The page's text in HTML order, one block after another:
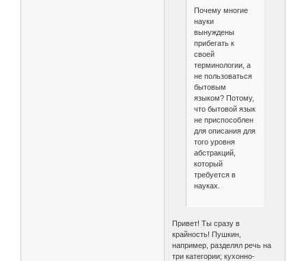
Почему многие
науки
вынуждены
прибегать к
своей
терминологии, а
не пользоваться
бытовым
языком? Потому,
что бытовой язык
не приспособлен
для описания для
того уровня
абстракций,
который
требуется в
науках.
Привет! Ты сразу в
крайность! Пушкин,
например, разделял речь на
три категории; кухонно-